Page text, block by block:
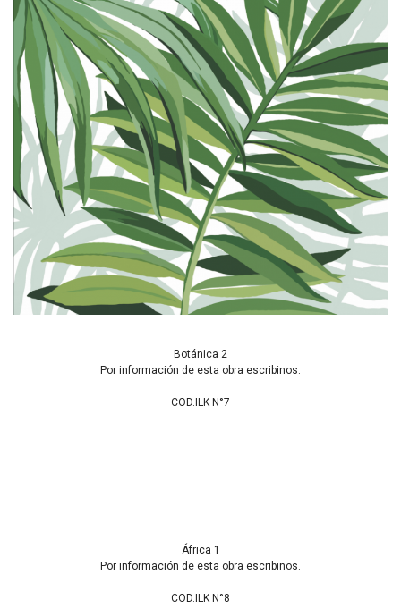
Botánica 2
Por información de esta obra escribinos.
COD.ILK N°7
África 1
Por información de esta obra escribinos.
COD.ILK N°8